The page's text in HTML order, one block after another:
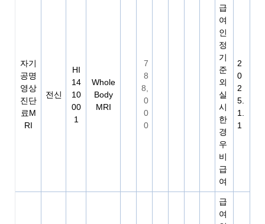
자기
공명
영상
진단
료M
RI
전신
HI
14
10
00
1
Whole
Body
MRI
7
8
8,
0
0
0
급
여
인
정
기
준
외
실
시
한
경
우
비
급
여
2
0
2
5.
1.
1
급
여